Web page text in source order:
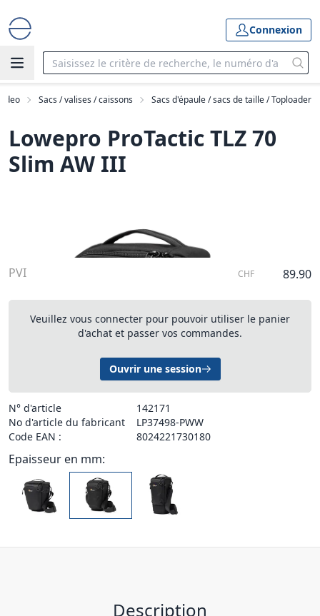
Connexion
Sacs / valises / caissons Sacs d'épaule / sacs de taille / Toploader
Lowepro ProTactic TLZ 70
Slim AW III
PVI CHF 89.90
Veuillez vous connecter pour pouvoir utiliser le panier
d'achat et passer vos commandes.
Ouvrir une session
N° d'article
142171
No d'article du fabricant
LP37498-PWW
Code EAN :
8024221730180
Epaisseur en mm:
Description